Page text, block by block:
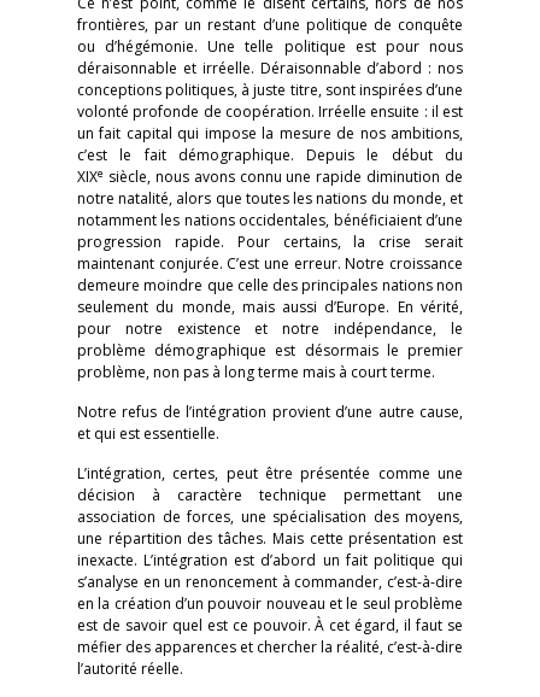
frontières, par un restant d’une politique de conquête
ou d’hégémonie. Une telle politique est pour nous
déraisonnable et irréelle. Déraisonnable d’abord : nos
conceptions politiques, à juste titre, sont inspirées d’une
volonté profonde de coopération. Irréelle ensuite : il est
un fait capital qui impose la mesure de nos ambitions,
c’est le fait démographique. Depuis le début du
XIXe siècle, nous avons connu une rapide diminution de
notre natalité, alors que toutes les nations du monde, et
notamment les nations occidentales, bénéficiaient d’une
progression rapide. Pour certains, la crise serait
maintenant conjurée. C’est une erreur. Notre croissance
demeure moindre que celle des principales nations non
seulement du monde, mais aussi d’Europe. En vérité,
pour notre existence et notre indépendance, le
problème démographique est désormais le premier
problème, non pas à long terme mais à court terme.
Notre refus de l’intégration provient d’une autre cause,
et qui est essentielle.
L’intégration, certes, peut être présentée comme une
décision à caractère technique permettant une
association de forces, une spécialisation des moyens,
une répartition des tâches. Mais cette présentation est
inexacte. L’intégration est d’abord un fait politique qui
s’analyse en un renoncement à commander, c’est-à-dire
en la création d’un pouvoir nouveau et le seul problème
est de savoir quel est ce pouvoir. À cet égard, il faut se
méfier des apparences et chercher la réalité, c’est-à-dire
l’autorité réelle.